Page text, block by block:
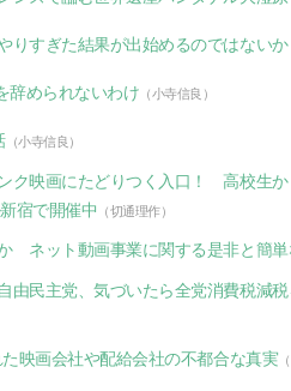
りすぎた結果が出始めるのではない
辞められないわけ （小寺信良）
（小寺信良）
ク映画にたどりつく入口！ 高校生か
宿で開催中
（切通理作）
ネット動画事業に関する是非と簡単
由民主党、気づいたら全党消費税減
映画会社や配給会社の不都合な真実